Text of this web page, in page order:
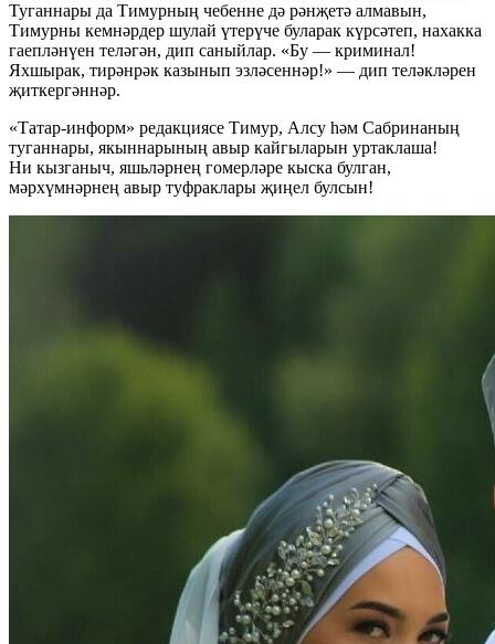
Туганнары да Тимурның чебенне дә рәнҗетә алмавын,
Тимурны кемнәрдер шулай үтерүче буларак күрсәтеп, нахакка
гаепләнүен теләгән, дип саныйлар. «Бу — криминал!
Яхшырак, тирәнрәк казынып эзләсеннәр!» — дип теләкләрен
җиткергәннәр.
«Татар-информ» редакциясе Тимур, Алсу һәм Сабринаның
туганнары, якыннарының авыр кайгыларын уртаклаша!
Ни кызганыч, яшьләрнең гомерләре кыска булган,
мәрхүмнәрнең авыр туфраклары җиңел булсын!